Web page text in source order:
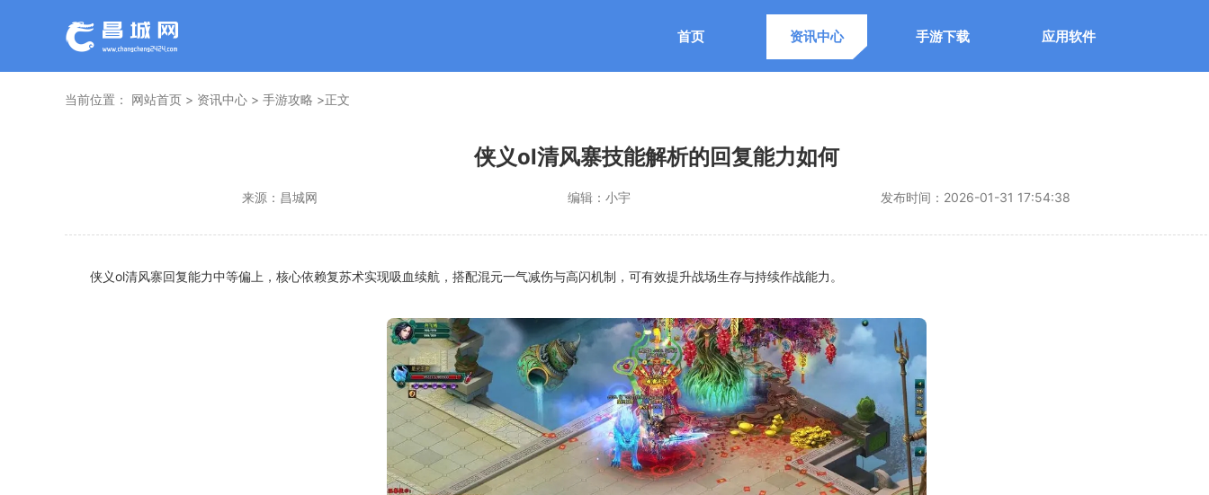
首页 资讯中心 手游下载 应用软件
当前位置： 网站首页 > 资讯中心 > 手游攻略 >正文
侠义ol清风寨技能解析的回复能力如何
来源： 昌城网 编辑： 小宇 发布时间： 2026-01-31 17:54:38
侠义ol清风寨回复能力中等偏上，核心依赖复苏术实现吸血续航，搭配混元一气减伤与高闪机制，可有效提升战场生存与持续作战能力。